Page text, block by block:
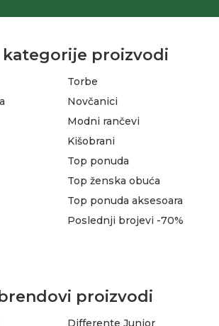
proizvodi
Torbe
Novčanici
Modni rančevi
Kišobrani
Top ponuda
Top ženska obuća
Top ponuda aksesoara
Poslednji brojevi -70%
proizvodi
Differente Junior